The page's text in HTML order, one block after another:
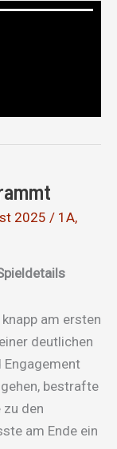
2025 / 1A,
am ersten
deutlichen
Engagement
bestrafte
zu den
am Ende ein